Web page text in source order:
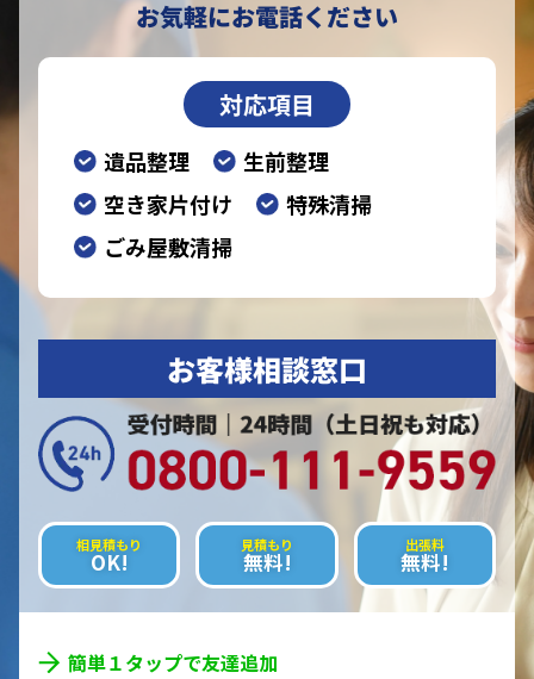
お気軽にお電話ください
対応項目
遺品整理
生前整理
空き家片付け
特殊清掃
ごみ屋敷清掃
お客様相談窓口
相見積もり
OK!
見積もり
無料!
出張料
無料!
簡単１タップで友達追加